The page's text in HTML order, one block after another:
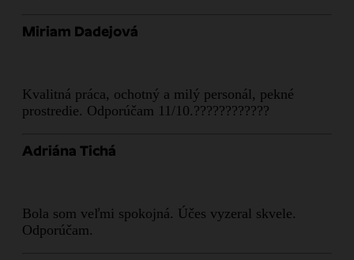
Miriam Dadejová
Kvalitná práca, ochotný a milý personál, pekné
prostredie. Odporúčam 11/10.????????????
Adriána Tichá
Bola som veľmi spokojná. Účes vyzeral skvele.
Odporúčam.